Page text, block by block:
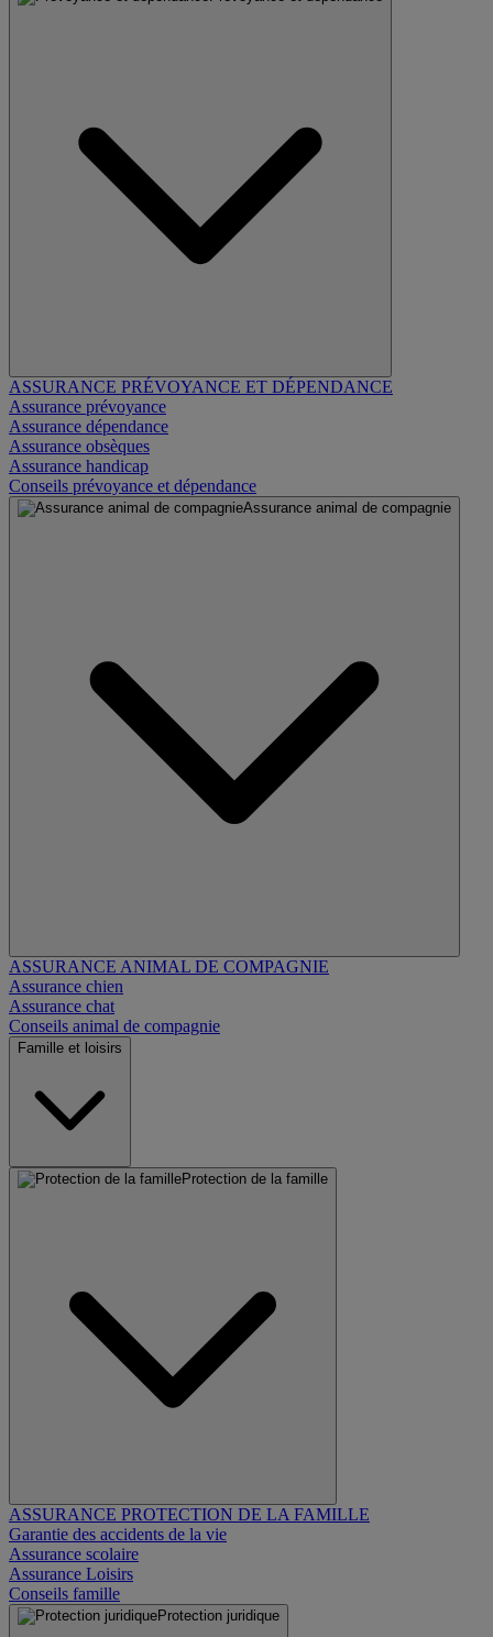
ASSURANCE PRÉVOYANCE ET DÉPENDANCE
Assurance prévoyance
Assurance dépendance
Assurance obsèques
Assurance handicap
Conseils prévoyance et dépendance
Assurance animal de compagnie
ASSURANCE ANIMAL DE COMPAGNIE
Assurance chien
Assurance chat
Conseils animal de compagnie
Famille et loisirs
Protection de la famille
ASSURANCE PROTECTION DE LA FAMILLE
Garantie des accidents de la vie
Assurance scolaire
Assurance Loisirs
Conseils famille
Protection juridique